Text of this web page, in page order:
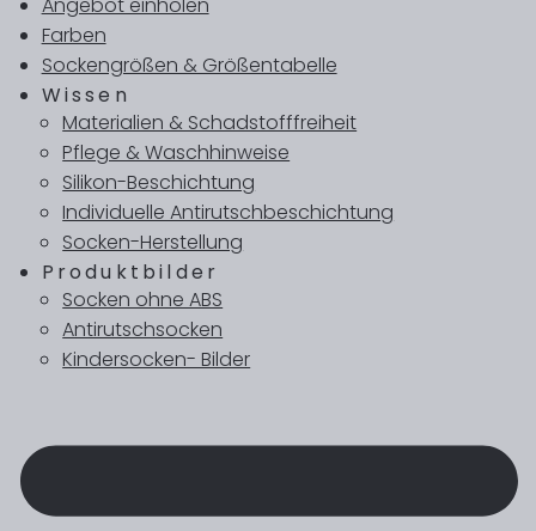
Farben
Sockengrößen & Größentabelle
Wissen
Materialien & Schadstofffreiheit
Pflege & Waschhinweise
Silikon-Beschichtung
Individuelle Antirutschbeschichtung
Socken-Herstellung
Produktbilder
Socken ohne ABS
Antirutschsocken
Kindersocken- Bilder